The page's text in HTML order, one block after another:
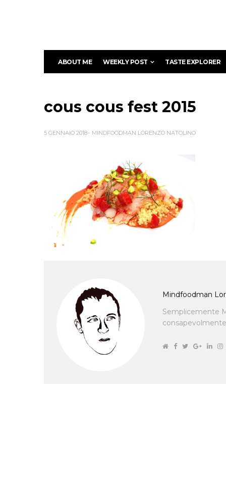
ABOUT ME WEEKLY POST TASTE EXPLORER
cous cous fest 2015
5 GENNAIO 2018 MINDFOODMAN LORENZO NATOLINO
Mindfoodman
Semplicemente